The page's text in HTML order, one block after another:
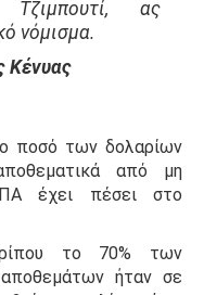
ας
νόμισμα.
Κένυας
ποσό των δολαρίων
από μη
έχει πέσει στο
το 70% των
ήταν σε